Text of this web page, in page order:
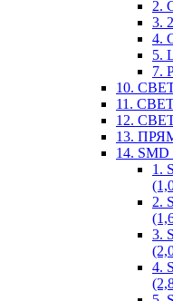
2.
3.
4.
5.
7.
10.
11.
12.
13.
14.
1.
2.
3.
4.